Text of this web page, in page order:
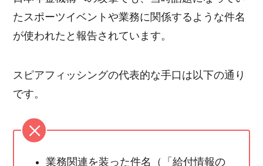
たスポーツイベントや業務に関係するような件名
が使われたと報告されています。
スピアフィッシングの代表的な手口は以下の通り
です。
業務関連を装った件名（「給付情報の